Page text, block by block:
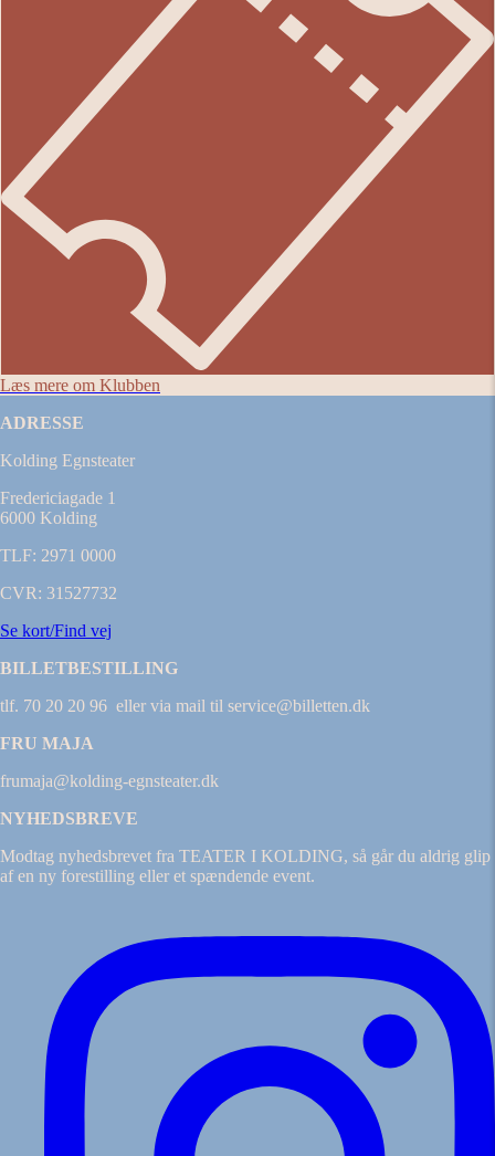
Læs mere om Klubben
ADRESSE
Kolding Egnsteater
Fredericiagade 1
6000 Kolding
TLF: 2971 0000
CVR: 31527732
Se kort/Find vej
BILLETBESTILLING
tlf. 70 20 20 96 eller via mail til service@billetten.dk
FRU MAJA
frumaja@kolding-egnsteater.dk
NYHEDSBREVE
Modtag nyhedsbrevet fra TEATER I KOLDING, så går du aldrig glip
af en ny forestilling eller et spændende event.